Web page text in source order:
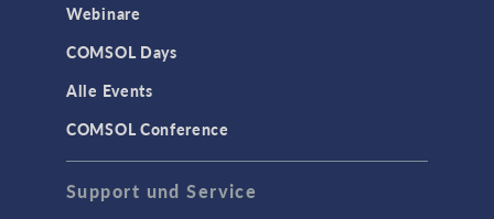
Webinare
COMSOL Days
Alle Events
COMSOL Conference
Support und Service